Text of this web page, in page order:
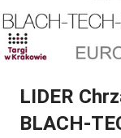
LIDER
BLACH-